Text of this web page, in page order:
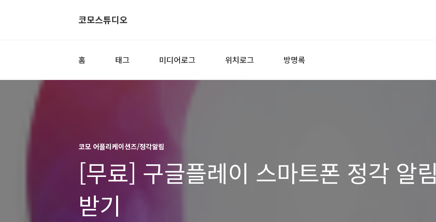
코모스튜디오
홈 태그 미디어로그 위치로그 방명록
코모 어플리케이션즈/정각알림
[무료] 구글플레이 스마트폰 정각 알림
받기